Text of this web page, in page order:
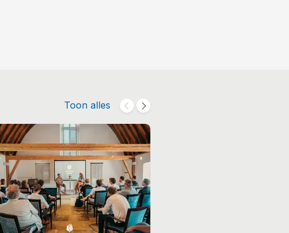
Toon alles